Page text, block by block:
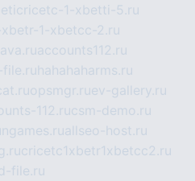
1-xbetti-5.ru
1-xbetcc-2.ru
accounts112.ru
hahahaharms.ru
opsmgr.ruev-gallery.ru
112.rucsm-demo.ru
allseo-host.ru
cricetc1xbetr1xbetcc2.ru
file.ru